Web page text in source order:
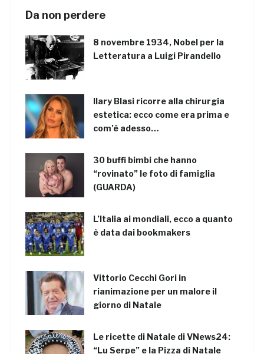
Da non perdere
8 novembre 1934, Nobel per la
Letteratura a Luigi Pirandello
Ilary Blasi ricorre alla chirurgia
estetica: ecco come era prima e
com’è adesso…
30 buffi bimbi che hanno
“rovinato” le foto di famiglia
(GUARDA)
L’Italia ai mondiali, ecco a quanto
è data dai bookmakers
Vittorio Cecchi Gori in
rianimazione per un malore il
giorno di Natale
Le ricette di Natale di VNews24:
“Lu Serpe” e la Pizza di Natale